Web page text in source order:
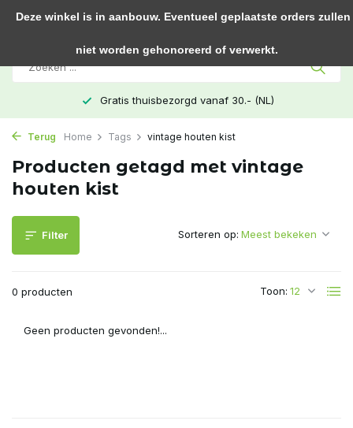
Gratis thuisbezorgd vanaf 30.- (NL)
Terug Home Tags vintage houten kist
Producten getagd met vintage
houten kist
Filter
0 producten Toon:
Sorteren op:
Geen producten gevonden!...
Deze winkel is in aanbouw. Eventueel geplaatste orders zullen
niet worden gehonoreerd of verwerkt.